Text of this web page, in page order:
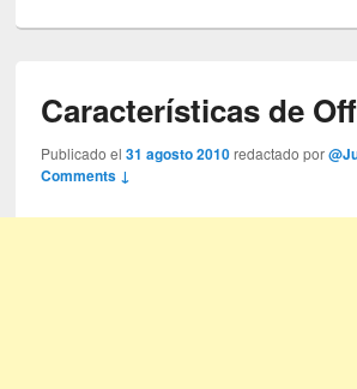
Características de
Publicado el31 agosto 2010 redactado por
Comments ↓